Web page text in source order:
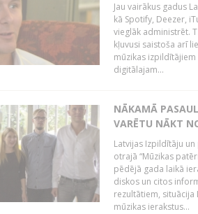
Jau vairākus gadus
kā Spotify, Deezer,
vieglāk administrēt.
kļuvusi saistoša arī
mūzikas
digitālajam...
NĀKAMĀ
VARĒTU NĀKT
Latvijas Izpildītāju
otrajā “Mūzikas
pēdējā gada laikā
diskos un citos
rezultātiem, situācija
mūzikas ierakstus...